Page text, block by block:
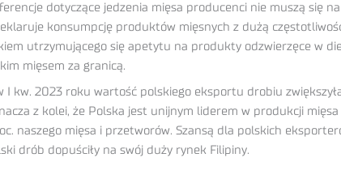
dotyczące jedzenia mięsa producenci nie muszą się
konsumpcję produktów mięsnych z dużą
utrzymującego się apetytu na produkty odzwierzęce w
mięsem za granicą.
kw. 2023 roku wartość polskiego eksportu drobiu
z kolei, że Polska jest unijnym liderem w produkcji
naszego mięsa i przetworów. Szansą dla polskich
drób dopuściły na swój duży rynek Filipiny.